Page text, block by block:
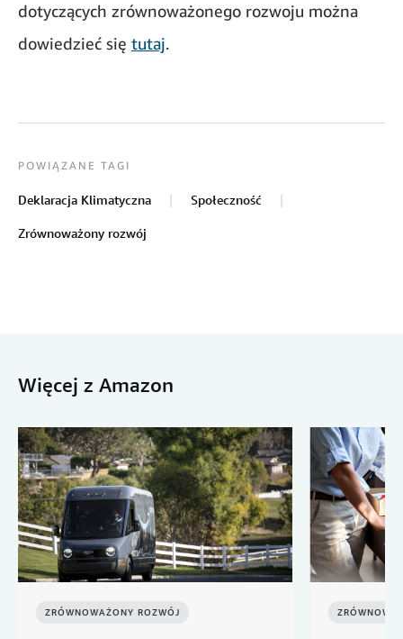
dotyczących zrównoważonego rozwoju można
dowiedzieć się tutaj.
POWIĄZANE TAGI
Deklaracja Klimatyczna Społeczność
Zrównoważony rozwój
Więcej z Amazon
ZRÓWNOWAŻONY ROZWÓJ